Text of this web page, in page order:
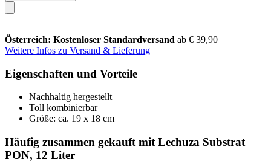
Österreich: Kostenloser Standardversand ab € 39,90
Weitere Infos zu Versand & Lieferung
Eigenschaften und Vorteile
Nachhaltig hergestellt
Toll kombinierbar
Größe: ca. 19 x 18 cm
Häufig zusammen gekauft mit Lechuza Substrat
PON, 12 Liter